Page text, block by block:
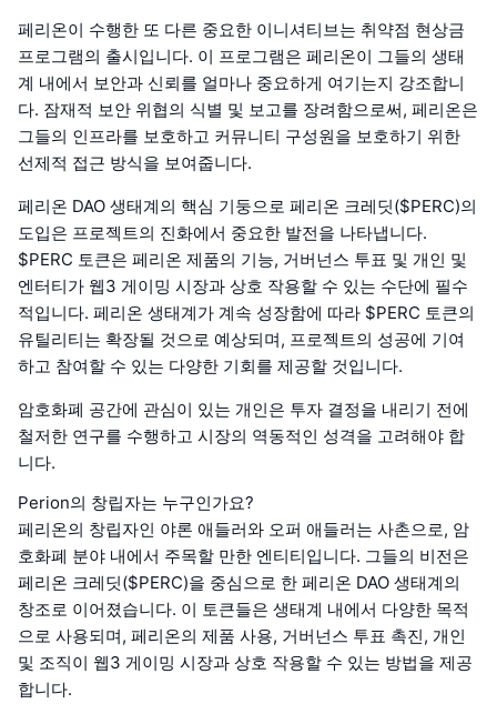
페리온이 수행한 또 다른 중요한 이니셔티브는 취약점 현상금
프로그램의 출시입니다. 이 프로그램은 페리온이 그들의 생태
계 내에서 보안과 신뢰를 얼마나 중요하게 여기는지 강조합니
다. 잠재적 보안 위협의 식별 및 보고를 장려함으로써, 페리온은
그들의 인프라를 보호하고 커뮤니티 구성원을 보호하기 위한
선제적 접근 방식을 보여줍니다.
페리온 DAO 생태계의 핵심 기둥으로 페리온 크레딧($PERC)의
도입은 프로젝트의 진화에서 중요한 발전을 나타냅니다.
$PERC 토큰은 페리온 제품의 기능, 거버넌스 투표 및 개인 및
엔터티가 웹3 게이밍 시장과 상호 작용할 수 있는 수단에 필수
적입니다. 페리온 생태계가 계속 성장함에 따라 $PERC 토큰의
유틸리티는 확장될 것으로 예상되며, 프로젝트의 성공에 기여
하고 참여할 수 있는 다양한 기회를 제공할 것입니다.
암호화폐 공간에 관심이 있는 개인은 투자 결정을 내리기 전에
철저한 연구를 수행하고 시장의 역동적인 성격을 고려해야 합
니다.
Perion의 창립자는 누구인가요?
페리온의 창립자인 야론 애들러와 오퍼 애들러는 사촌으로, 암
호화폐 분야 내에서 주목할 만한 엔티티입니다. 그들의 비전은
페리온 크레딧($PERC)을 중심으로 한 페리온 DAO 생태계의
창조로 이어졌습니다. 이 토큰들은 생태계 내에서 다양한 목적
으로 사용되며, 페리온의 제품 사용, 거버넌스 투표 촉진, 개인
및 조직이 웹3 게이밍 시장과 상호 작용할 수 있는 방법을 제공
합니다.